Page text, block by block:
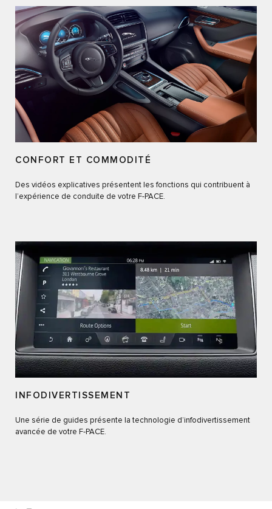
CONFORT ET COMMODITÉ
Des vidéos explicatives présentent les fonctions qui contribuent à
l’expérience de conduite de votre F-PACE.
INFODIVERTISSEMENT
Une série de guides présente la technologie d’infodivertissement
avancée de votre F‑PACE.